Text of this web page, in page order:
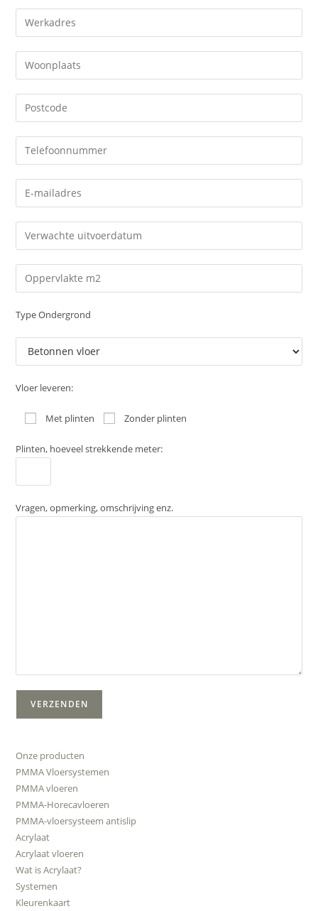
Type Ondergrond
Vloer leveren:
Met plinten Zonder plinten
Plinten, hoeveel strekkende meter:
Vragen, opmerking, omschrijving enz.
Onze producten
PMMA Vloersystemen
PMMA vloeren
PMMA-Horecavloeren
PMMA-vloersysteem antislip
Acrylaat
Acrylaat vloeren
Wat is Acrylaat?
Systemen
Kleurenkaart